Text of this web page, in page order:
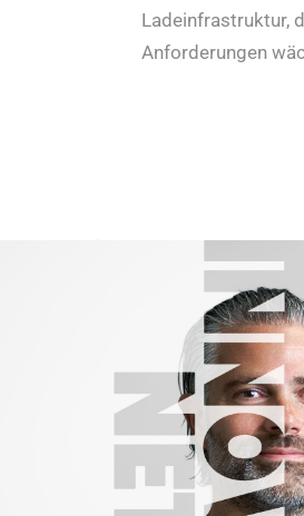
Ladeinfrastruktur,
Anforderungen